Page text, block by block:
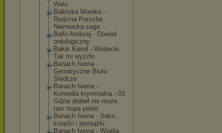
Welu
Balińska Monika -
Rodzina Porsche.
Niemiecka saga
Ballo Andrzej - Dowód
ontologiczny
Bałuk Kamil - Wodecki.
Tak mi wyszło
Banach Iwona -
Geriatryczne Biuro
Śledcze
Banach Iwona -
Komedia kryminalna - 03
Gdzie diabeł nie może,
tam trupa pośle
Banach Iwona - Seks,
książki i pieniążki
Banach Iwona - Wigilia